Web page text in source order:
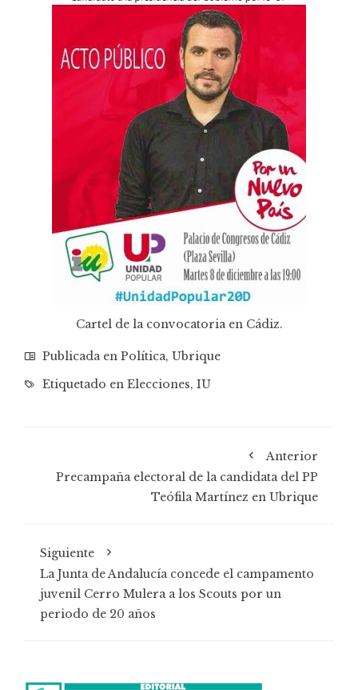
Cartel de la convocatoria en Cádiz.
Publicada en Política, Ubrique
Etiquetado en Elecciones, IU
Anterior
Precampaña electoral de la candidata del PP
Teófila Martínez en Ubrique
Siguiente
La Junta de Andalucía concede el campamento
juvenil Cerro Mulera a los Scouts por un
periodo de 20 años